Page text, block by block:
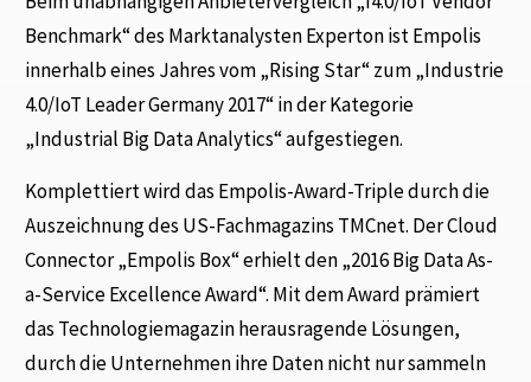
Benchmark“ des Marktanalysten Experton ist Empolis
innerhalb eines Jahres vom „Rising Star“ zum „Industrie
4.0/IoT Leader Germany 2017“ in der Kategorie
„Industrial Big Data Analytics“ aufgestiegen.
Komplettiert wird das Empolis-Award-Triple durch die
Auszeichnung des US-Fachmagazins TMCnet. Der Cloud
Connector „Empolis Box“ erhielt den „2016 Big Data As-
a-Service Excellence Award“. Mit dem Award prämiert
das Technologiemagazin herausragende Lösungen,
durch die Unternehmen ihre Daten nicht nur sammeln